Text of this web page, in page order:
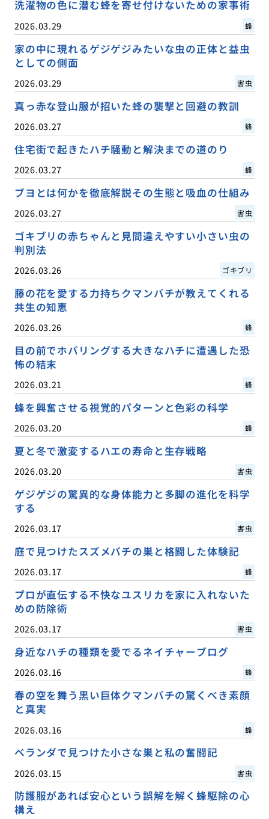
洗濯物の色に潜む蜂を寄せ付けないための家事術
2026.03.29 蜂
家の中に現れるゲジゲジみたいな虫の正体と益虫
としての側面
2026.03.29 害虫
真っ赤な登山服が招いた蜂の襲撃と回避の教訓
2026.03.27 蜂
住宅街で起きたハチ騒動と解決までの道のり
2026.03.27 蜂
ブヨとは何かを徹底解説その生態と吸血の仕組み
2026.03.27 害虫
ゴキブリの赤ちゃんと見間違えやすい小さい虫の
判別法
2026.03.26 ゴキブリ
藤の花を愛する力持ちクマンバチが教えてくれる
共生の知恵
2026.03.26 蜂
目の前でホバリングする大きなハチに遭遇した恐
怖の結末
2026.03.21 蜂
蜂を興奮させる視覚的パターンと色彩の科学
2026.03.20 蜂
夏と冬で激変するハエの寿命と生存戦略
2026.03.20 害虫
ゲジゲジの驚異的な身体能力と多脚の進化を科学
する
2026.03.17 害虫
庭で見つけたスズメバチの巣と格闘した体験記
2026.03.17 蜂
プロが直伝する不快なユスリカを家に入れないた
めの防除術
2026.03.17 害虫
身近なハチの種類を愛でるネイチャーブログ
2026.03.16 蜂
春の空を舞う黒い巨体クマンバチの驚くべき素顔
と真実
2026.03.16 蜂
ベランダで見つけた小さな巣と私の奮闘記
2026.03.15 害虫
防護服があれば安心という誤解を解く蜂駆除の心
構え